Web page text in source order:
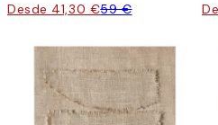
Desde 41,30 €59 €